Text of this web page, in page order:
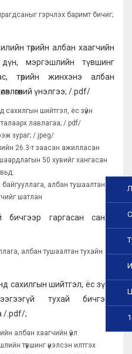
гэрчлэх баримт бичиг;
төрийн албан хаагчийн
мэргэшлийн түвшинг
төрийн жинхэнэ албан
үнэлгээ; /.pdf/
сахилгын шийтгэл, ёс зүйн
лавлагаа; /.pdf/
зураг; /.jpeg/
26.3-т заасан ажилласан
50 хувийг хангасан
байгууллага, албан тушаалтан
шатлан
бичгээр гаргасан санал
албан тушаалтан тухайн
сахилгын шийтгэл, ёс зүйн
тухай бичгээр
/.pdf/;
албан хаагчийн үйл
түвшинг үнэлсэн илтгэх